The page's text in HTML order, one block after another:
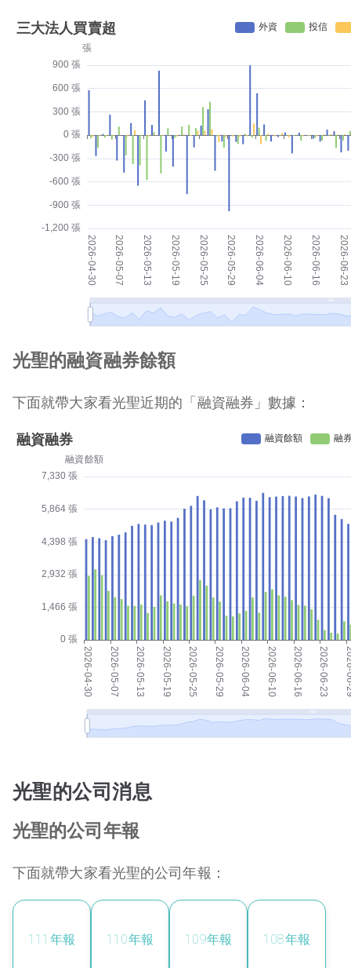
光聖的融資融券餘額
下面就帶大家看光聖近期的「融資融券」數據：
光聖的公司消息
光聖的公司年報
下面就帶大家看光聖的公司年報：
111 年報 110年報 109年報 108年報